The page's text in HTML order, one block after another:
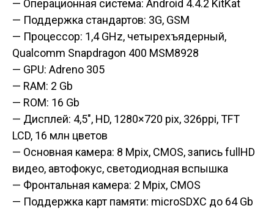
— Операционная система: Android 4.4.2 KitKat
— Поддержка стандартов: 3G, GSM
— Процессор: 1,4 GHz, четырехъядерный,
Qualcomm Snapdragon 400 MSM8928
— GPU: Adreno 305
— RAM: 2 Gb
— ROM: 16 Gb
— Дисплей: 4,5″, HD, 1280×720 pix, 326ppi, TFT
LCD, 16 млн цветов
— Основная камера: 8 Mpix, CMOS, запись fullHD
видео, автофокус, светодиодная вспышка
— Фронтальная камера: 2 Mpix, CMOS
— Поддержка карт памяти: microSDXC до 64 Gb